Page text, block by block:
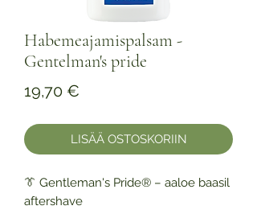
Habemeajamispalsam -
Gentelman's pride
19,70 €
LISÄÄ OSTOSKORIIN
👔 Gentleman's Pride® – aaloe baasil
aftershave